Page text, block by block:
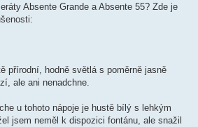
Absente Grande a Absente 55? Zde je
přírodní, hodně světlá s poměrně jasně
ale ani nenadchne.
u tohoto nápoje je hustě bílý s lehkým
jsem neměl k dispozici fontánu, ale snažil